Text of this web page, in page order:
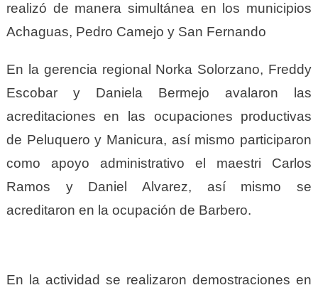
realizó de manera simultánea en los municipios
Achaguas, Pedro Camejo y San Fernando
En la gerencia regional Norka Solorzano, Freddy
Escobar y Daniela Bermejo avalaron las
acreditaciones en las ocupaciones productivas
de Peluquero y Manicura, así mismo participaron
como apoyo administrativo el maestri Carlos
Ramos y Daniel Alvarez, así mismo se
acreditaron en la ocupación de Barbero.
En la actividad se realizaron demostraciones en